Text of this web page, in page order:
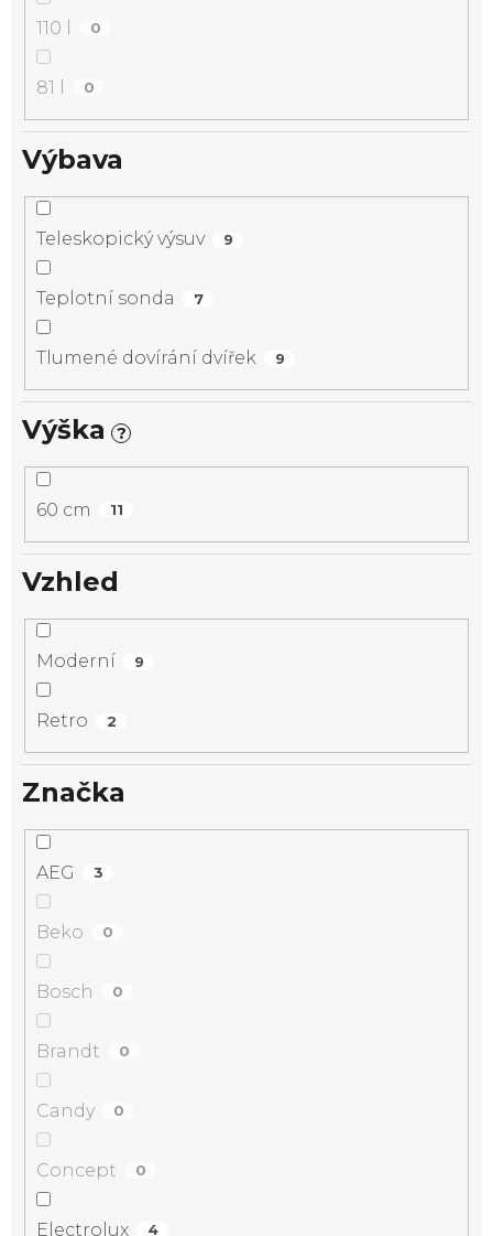
110 l 0
81 l 0
Výbava
Teleskopický výsuv 9
Teplotní sonda 7
Tlumené dovírání dvířek 9
Výška ?
60 cm 11
Vzhled
Moderní 9
Retro 2
Značka
AEG 3
Beko 0
Bosch 0
Brandt 0
Candy 0
Concept 0
Electrolux 4